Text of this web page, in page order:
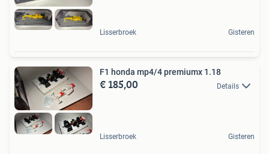
Lisserbroek Gisteren
F1 honda mp4/4 premiumx 1.18
€ 185,00 Details
Lisserbroek Gisteren